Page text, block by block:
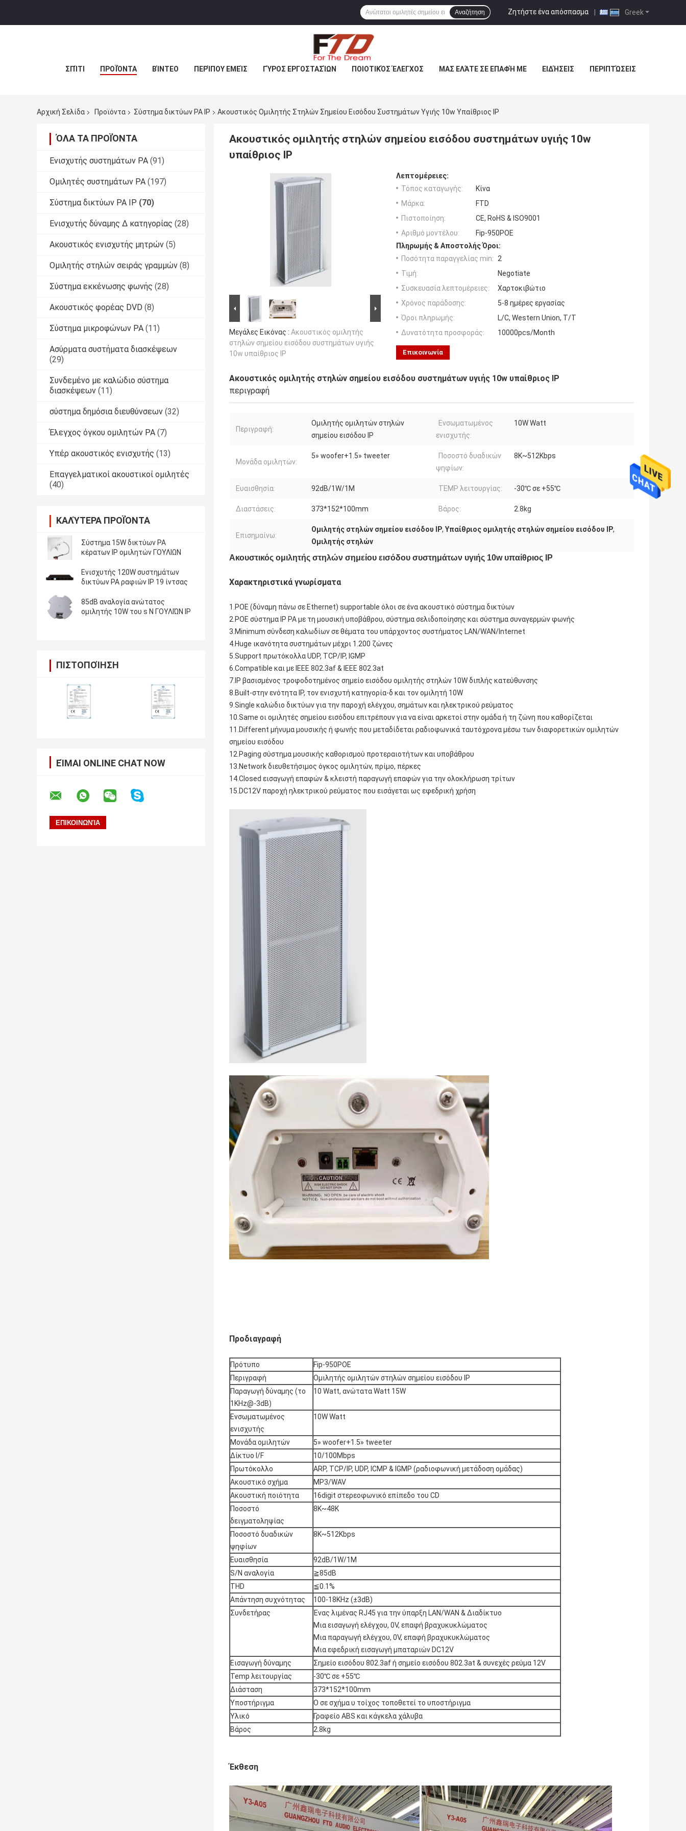
Greek
Ζητήστε ένα απόσπασμα |
Αναζήτηση
ΣΠΊΤΙ ΠΡΟΪΌΝΤΑ ΒΊΝΤΕΟ ΠΕΡΊΠΟΥ ΕΜΕΊΣ ΓΎΡΟΣ ΕΡΓΟΣΤΑΣΊΩΝ ΠΟΙΟΤΙΚΌΣ ΈΛΕΓΧΟΣ ΜΑΣ ΕΛΆΤΕ ΣΕ ΕΠΑΦΉ ΜΕ ΕΙΔΉΣΕΙΣ ΠΕΡΙΠΤΏΣΕΙΣ
Αρχική Σελίδα Προϊόντα Σύστημα δικτύων PA IP Ακουστικός Ομιλητής Στηλών Σημείου Εισόδου Συστημάτων Υγιής 10w Υπαίθριος IP
ΌΛΑ ΤΑ ΠΡΟΪΌΝΤΑ
Ενισχυτής συστημάτων PA (91)
Ομιλητές συστημάτων PA (197)
Σύστημα δικτύων PA IP (70)
Ενισχυτής δύναμης Δ κατηγορίας (28)
Ακουστικός ενισχυτής μητρών (5)
Ομιλητής στηλών σειράς γραμμών (8)
Σύστημα εκκένωσης φωνής (28)
Ακουστικός φορέας DVD (8)
Σύστημα μικροφώνων PA (11)
Ασύρματα συστήματα διασκέψεων
(29)
Συνδεμένο με καλώδιο σύστημα
διασκέψεων (11)
σύστημα δημόσια διευθύνσεων (32)
Έλεγχος όγκου ομιλητών PA (7)
Υπέρ ακουστικός ενισχυτής (13)
Επαγγελματικοί ακουστικοί ομιλητές
(40)
ΚΑΛΎΤΕΡΑ ΠΡΟΪΌΝΤΑ
Σύστημα 15W δικτύων PA
κέρατων IP ομιλητών ΓΟΥΛΙΩΝ
Ενισχυτής 120W συστημάτων
δικτύων PA ραφιών IP 19 ίντσας
85dB αναλογία ανώτατος
ομιλητής 10W του s Ν ΓΟΥΛΙΏΝ IP
ΠΙΣΤΟΠΟΊΗΣΗ
ΕΊΜΑΙ ONLINE CHAT NOW
Ακουστικός ομιλητής στηλών σημείου εισόδου συστημάτων υγιής 10w
υπαίθριος IP
Μεγάλες Εικόνας : Ακουστικός ομιλητής
στηλών σημείου εισόδου συστημάτων υγιής
10w υπαίθριος IP
Λεπτομέρειες:
Τόπος καταγωγής:
Κίνα
Μάρκα:
FTD
Πιστοποίηση:
CE, RoHS & ISO9001
Αριθμό μοντέλου:
Fip-950POE
Πληρωμής & Αποστολής Όροι:
Ποσότητα παραγγελίας min: 2
Τιμή:
Negotiate
Συσκευασία λεπτομέρειες:
Χαρτοκιβώτιο
Χρόνος παράδοσης:
5-8 ημέρες εργασίας
Όροι πληρωμής:
L/C, Western Union, T/T
Δυνατότητα προσφοράς:
10000pcs/Month
Επικοινωνία
Ακουστικός ομιλητής στηλών σημείου εισόδου συστημάτων υγιής 10w υπαίθριος IP
περιγραφή
Περιγραφή:
Ομιλητής ομιλητών στηλών
σημείου εισόδου IP
Ενσωματωμένος
ενισχυτής:
10W Watt
Μονάδα ομιλητών:
5» woofer+1.5» tweeter
Ποσοστό δυαδικών
ψηφίων:
8K~512Kbps
Ευαισθησία: 92dB/1W/1M TEMP λειτουργίας: -30℃ σε +55℃
Διαστάσεις: 373*152*100mm Βάρος: 2.8kg
Επισημαίνω:
Ομιλητής στηλών σημείου εισόδου IP, Υπαίθριος ομιλητής στηλών σημείου εισόδου IP,
Ομιλητής στηλών
Ακουστικός ομιλητής στηλών σημείου εισόδου συστημάτων υγιής 10w υπαίθριος IP
Χαρακτηριστικά γνωρίσματα
1.POE (δύναμη πάνω σε Ethernet) supportable όλοι σε ένα ακουστικό σύστημα δικτύων
2.POE σύστημα IP PA με τη μουσική υποβάθρου, σύστημα σελιδοποίησης και σύστημα συναγερμών φωνής
3.Minimum σύνδεση καλωδίων σε θέματα του υπάρχοντος συστήματος LAN/WAN/Internet
4.Huge ικανότητα συστημάτων μέχρι 1.200 ζώνες
5.Support πρωτόκολλα UDP, TCP/IP, IGMP
6.Compatible και με IEEE 802.3af & IEEE 802.3at
7.IP βασισμένος τροφοδοτημένος σημείο εισόδου ομιλητής στηλών 10W διπλής κατεύθυνσης
8.Built-στην ενότητα IP, τον ενισχυτή κατηγορία-δ και τον ομιλητή 10W
9.Single καλώδιο δικτύων για την παροχή ελέγχου, σημάτων και ηλεκτρικού ρεύματος
10.Same οι ομιλητές σημείου εισόδου επιτρέπουν για να είναι αρκετοί στην ομάδα ή τη ζώνη που καθορίζεται
11.Different μήνυμα μουσικής ή φωνής που μεταδίδεται ραδιοφωνικά ταυτόχρονα μέσω των διαφορετικών ομιλητών
σημείου εισόδου
12.Paging σύστημα μουσικής καθορισμού προτεραιοτήτων και υποβάθρου
13.Network διευθετήσιμος όγκος ομιλητών, πρίμο, πέρκες
14.Closed εισαγωγή επαφών & κλειστή παραγωγή επαφών για την ολοκλήρωση τρίτων
15.DC12V παροχή ηλεκτρικού ρεύματος που εισάγεται ως εφεδρική χρήση
Προδιαγραφή
Πρότυπο
Fip-950POE
Περιγραφή
Ομιλητής ομιλητών στηλών σημείου εισόδου IP
Παραγωγή δύναμης (το
1KHz@-3dB)
10 Watt, ανώτατα Watt 15W
Ενσωματωμένος
ενισχυτής
10W Watt
Μονάδα ομιλητών
5» woofer+1.5» tweeter
Δίκτυο I/F
10/100Mbps
Πρωτόκολλο
ARP, TCP/IP, UDP, ICMP & IGMP (ραδιοφωνική μετάδοση ομάδας)
Ακουστικό σχήμα
MP3/WAV
Ακουστική ποιότητα
16digit στερεοφωνικό επίπεδο του CD
Ποσοστό
δειγματοληψίας
8K~48K
Ποσοστό δυαδικών
ψηφίων
8K~512Kbps
Ευαισθησία
92dB/1W/1M
S/N αναλογία
≧85dB
THD
≦0.1%
Απάντηση συχνότητας
100-18KHz (±3dB)
Συνδετήρας
Ένας λιμένας RJ45 για την ύπαρξη LAN/WAN & Διαδίκτυο
Μια εισαγωγή ελέγχου, 0V, επαφή βραχυκυκλώματος
Μια παραγωγή ελέγχου, 0V, επαφή βραχυκυκλώματος
Μια εφεδρική εισαγωγή μπαταριών DC12V
Εισαγωγή δύναμης
Σημείο εισόδου 802.3af ή σημείο εισόδου 802.3at & συνεχές ρεύμα 12V
Temp λειτουργίας
-30℃ σε +55℃
Διάσταση
373*152*100mm
Υποστήριγμα
Ο σε σχήμα υ τοίχος τοποθετεί το υποστήριγμα
Υλικό
Γραφείο ABS και κάγκελα χάλυβα
Βάρος
2.8kg
Έκθεση